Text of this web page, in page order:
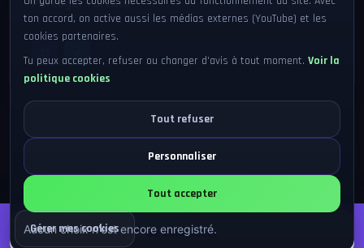
Se connecter
ton accord, on active aussi les médias externes (YouTube) et les
cookies partenaires.
Tu peux accepter, refuser ou changer d'avis à tout moment. Voir la
politique cookies
Tout refuser
Personnaliser
Tout accepter
Aucun choix n'est encore enregistré.
Gérer mes cookies
Partager l'article
Prix
25,00 €
1 en stock